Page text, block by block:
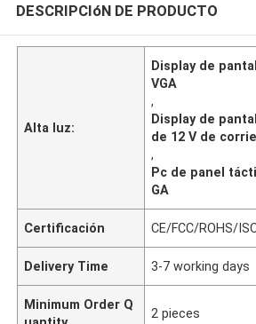
DESCRIPCIóN DE PRODUCTO
Alta luz:
Display de
VGA
,
Display de
de 12 V de
,
Pc de panel
GA
Certificación CE/FCC/ROHS/
Delivery Time 3-7 working days
Minimum Order Q
2 pieces